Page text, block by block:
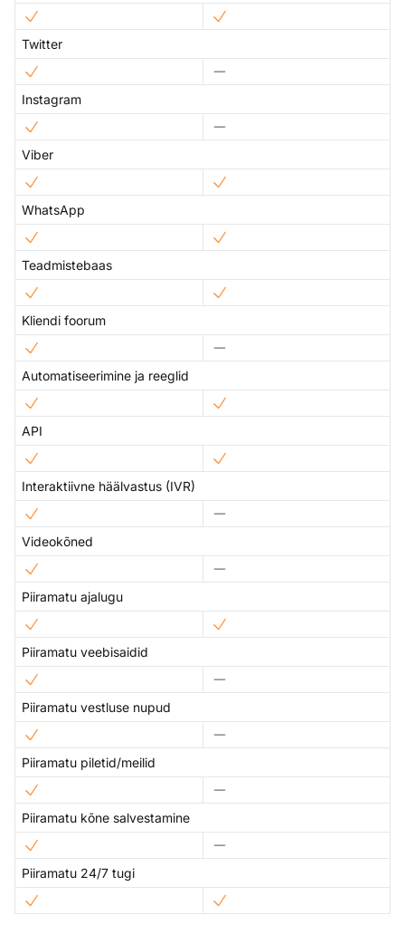
Twitter
Instagram
Viber
WhatsApp
Teadmistebaas
Kliendi foorum
Automatiseerimine ja reeglid
API
Interaktiivne häälvastus (IVR)
Videokõned
Piiramatu ajalugu
Piiramatu veebisaidid
Piiramatu vestluse nupud
Piiramatu piletid/meilid
Piiramatu kõne salvestamine
Piiramatu 24/7 tugi